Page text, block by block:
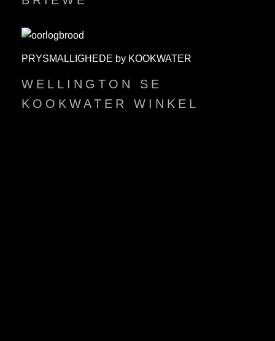
PRYSMALLIGHEDE by KOOKWATER
WELLINGTON SE
KOOKWATER WINKEL